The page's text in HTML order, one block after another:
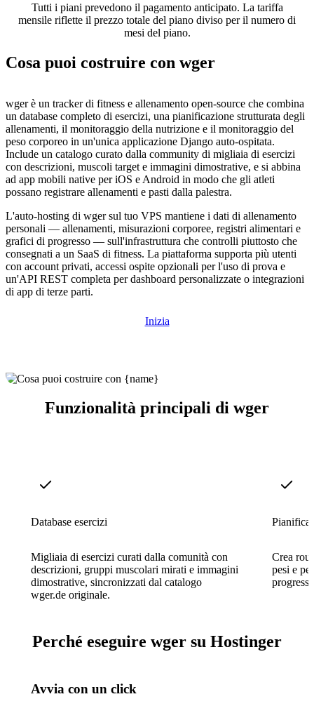
Tutti i piani prevedono il pagamento anticipato. La tariffa
mensile riflette il prezzo totale del piano diviso per il numero di
mesi del piano.
Cosa puoi costruire con wger
wger è un tracker di fitness e allenamento open-source che combina
un database completo di esercizi, una pianificazione strutturata degli
allenamenti, il monitoraggio della nutrizione e il monitoraggio del
peso corporeo in un'unica applicazione Django auto-ospitata.
Include un catalogo curato dalla community di migliaia di esercizi
con descrizioni, muscoli target e immagini dimostrative, e si abbina
ad app mobili native per iOS e Android in modo che gli atleti
possano registrare allenamenti e pasti dalla palestra.
L'auto-hosting di wger sul tuo VPS mantiene i dati di allenamento
personali — allenamenti, misurazioni corporee, registri alimentari e
grafici di progresso — sull'infrastruttura che controlli piuttosto che
consegnati a un SaaS di fitness. La piattaforma supporta più utenti
con account privati, accessi ospite opzionali per l'uso di prova e
un'API REST completa per dashboard personalizzate o integrazioni
di app di terze parti.
Inizia
Funzionalità principali di wger
Database esercizi
Migliaia di esercizi curati dalla comunità con
descrizioni, gruppi muscolari mirati e immagini
dimostrative, sincronizzati dal catalogo
wger.de originale.
Crea
pesi e
Perché eseguire wger su Hostinger
Avvia con un click